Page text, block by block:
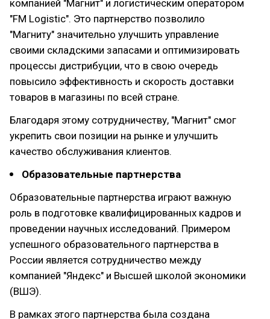
компанией "Магнит" и логистическим оператором
"FM Logistic". Это партнерство позволило
"Магниту" значительно улучшить управление
своими складскими запасами и оптимизировать
процессы дистрибуции, что в свою очередь
повысило эффективность и скорость доставки
товаров в магазины по всей стране.
Благодаря этому сотрудничеству, "Магнит" смог
укрепить свои позиции на рынке и улучшить
качество обслуживания клиентов.
Образовательные партнерства
Образовательные партнерства играют важную
роль в подготовке квалифицированных кадров и
проведении научных исследований. Примером
успешного образовательного партнерства в
России является сотрудничество между
компанией "Яндекс" и Высшей школой экономики
(ВШЭ).
В рамках этого партнерства была создана